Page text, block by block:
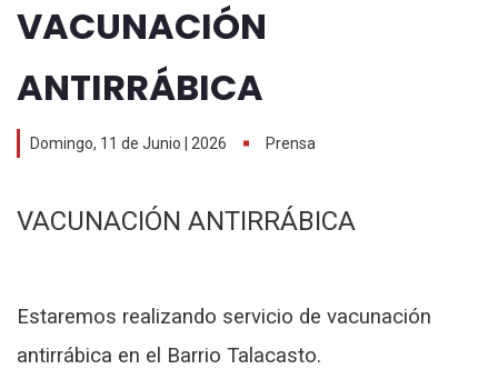
VACUNACIÓN
ANTIRRÁBICA
Domingo, 11 de Junio | 2026 Prensa
VACUNACIÓN ANTIRRÁBICA
Estaremos realizando servicio de vacunación
antirrábica en el Barrio Talacasto.